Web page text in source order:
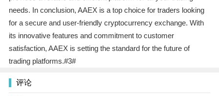
needs. In conclusion, AAEX is a top choice for traders looking
for a secure and user-friendly cryptocurrency exchange. With
its innovative features and commitment to customer
satisfaction, AAEX is setting the standard for the future of
trading platforms.#3#
评论